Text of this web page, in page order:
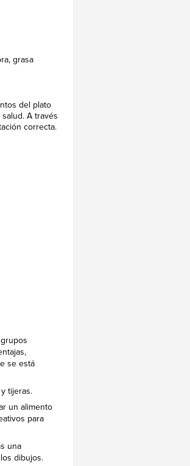
grasa
del plato
A través
correcta.
se está
tijeras.
un alimento
para
una
dibujos.